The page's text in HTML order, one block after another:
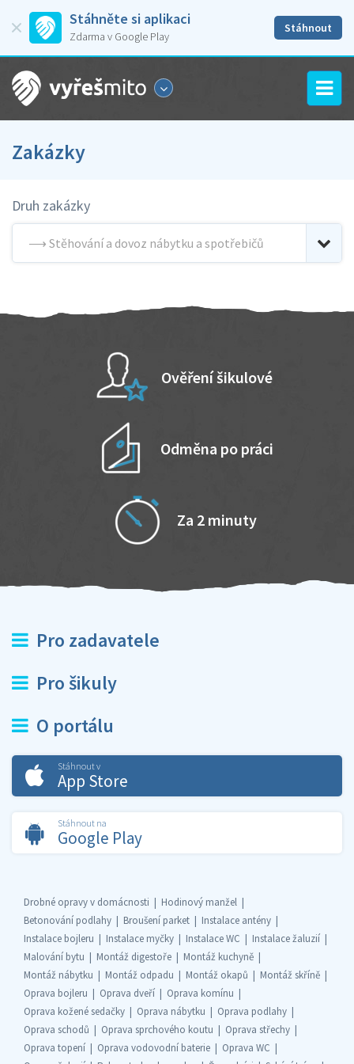
Stáhněte si aplikaci
Zdarma v Google Play
Stáhnout
Zakázky
Druh zakázky
Ověření šikulové
Odměna po práci
Za 2 minuty
Pro zadavatele
Pro šikuly
O portálu
Stáhnout v
App Store
Stáhnout na
Google Play
Drobné opravy v domácnosti
Hodinový manžel
Betonování podlahy
Broušení parket
Instalace antény
Instalace bojleru
Instalace myčky Instalace WC
Instalace žaluzií
Malování bytu
Montáž digestoře
Montáž kuchyně
Montáž nábytku
Montáž odpadu Montáž okapů
Montáž skříně
Oprava bojleru
Oprava dveří
Oprava komínu
Oprava kožené sedačky
Oprava nábytku
Oprava podlahy
Oprava schodů
Oprava sprchového koutu
Oprava střechy
Oprava topení
Oprava vodovodní baterie
Oprava WC